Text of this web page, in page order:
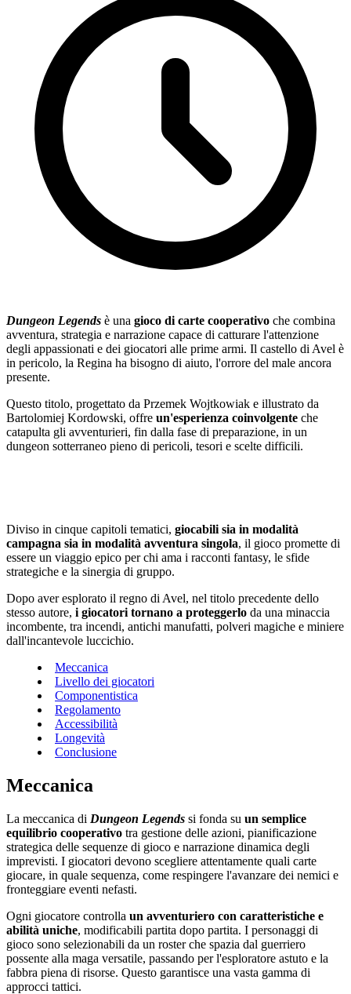
Dungeon Legends è una gioco di carte cooperativo che combina
avventura, strategia e narrazione capace di catturare l'attenzione
degli appassionati e dei giocatori alle prime armi. Il castello di Avel è
in pericolo, la Regina ha bisogno di aiuto, l'orrore del male ancora
presente.
Questo titolo, progettato da Przemek Wojtkowiak e illustrato da
Bartolomiej Kordowski, offre un'esperienza coinvolgente che
catapulta gli avventurieri, fin dalla fase di preparazione, in un
dungeon sotterraneo pieno di pericoli, tesori e scelte difficili.
Diviso in cinque capitoli tematici, giocabili sia in modalità
campagna sia in modalità avventura singola, il gioco promette di
essere un viaggio epico per chi ama i racconti fantasy, le sfide
strategiche e la sinergia di gruppo.
Dopo aver esplorato il regno di Avel, nel titolo precedente dello
stesso autore, i giocatori tornano a proteggerlo da una minaccia
incombente, tra incendi, antichi manufatti, polveri magiche e miniere
dall'incantevole luccichio.
Meccanica
Livello dei giocatori
Componentistica
Regolamento
Accessibilità
Longevità
Conclusione
Meccanica
La meccanica di Dungeon Legends si fonda su un semplice
equilibrio cooperativo tra gestione delle azioni, pianificazione
strategica delle sequenze di gioco e narrazione dinamica degli
imprevisti. I giocatori devono scegliere attentamente quali carte
giocare, in quale sequenza, come respingere l'avanzare dei nemici e
fronteggiare eventi nefasti.
Ogni giocatore controlla un avventuriero con caratteristiche e
abilità uniche, modificabili partita dopo partita. I personaggi di
gioco sono selezionabili da un roster che spazia dal guerriero
possente alla maga versatile, passando per l'esploratore astuto e la
fabbra piena di risorse. Questo garantisce una vasta gamma di
approcci tattici.